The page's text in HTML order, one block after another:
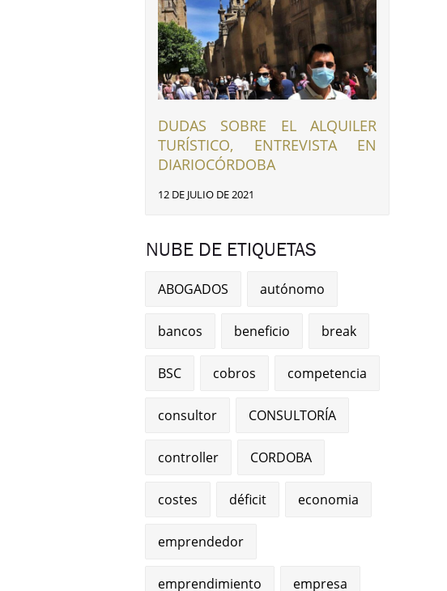
DUDAS SOBRE EL ALQUILER
TURÍSTICO, ENTREVISTA EN
DIARIOCÓRDOBA
12 DE JULIO DE 2021
NUBE DE ETIQUETAS
ABOGADOS autónomo
bancos beneficio break
BSC cobros competencia
consultor CONSULTORÍA
controller CORDOBA
costes déficit economia
emprendedor
emprendimiento empresa